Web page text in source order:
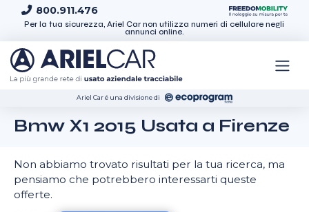
Skip to content
800.911.476
Per la tua sicurezza, Ariel Car non utilizza numeri di cellulare negli
annunci online.
Ariel Car é una divisione di
Bmw X1 2015 Usata a Firenze
Non abbiamo trovato risultati per la tua ricerca, ma
pensiamo che potrebbero interessarti queste
offerte.